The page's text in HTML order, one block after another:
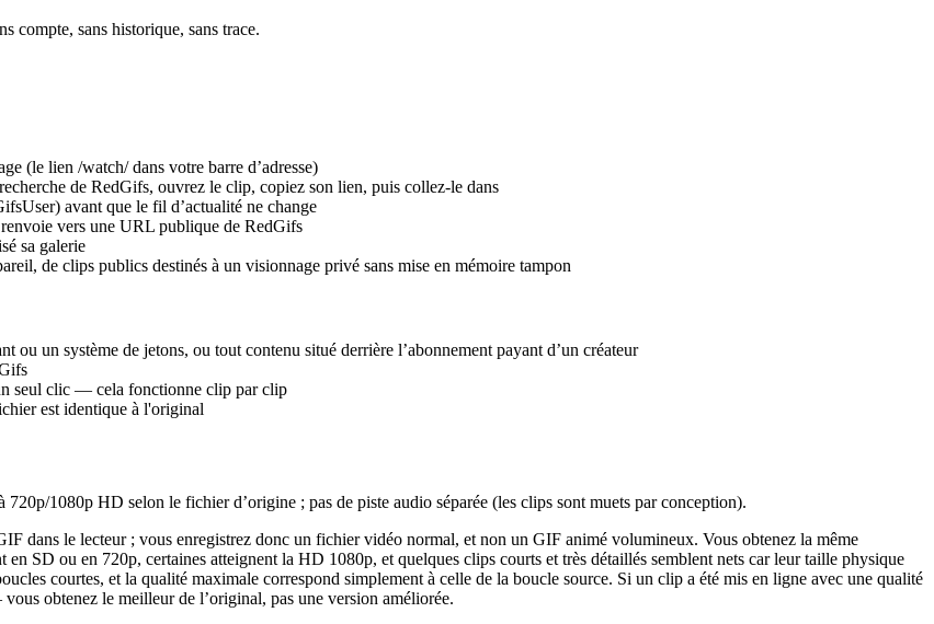
compte, sans historique, sans trace.
(le lien /watch/ dans votre barre d’adresse)
de RedGifs, ouvrez le clip, copiez son lien, puis collez-le dans
avant que le fil d’actualité ne change
vers une URL publique de RedGifs
sa galerie
de clips publics destinés à un visionnage privé sans mise en mémoire tampon
ou un système de jetons, ou tout contenu situé derrière l’abonnement payant d’un créateur
seul clic — cela fonctionne clip par clip
est identique à l'original
1080p HD selon le fichier d’origine ; pas de piste audio séparée (les clips sont muets par conception).
dans le lecteur ; vous enregistrez donc un fichier vidéo normal, et non un GIF animé volumineux. Vous obtenez la même
SD ou en 720p, certaines atteignent la HD 1080p, et quelques clips courts et très détaillés semblent nets car leur taille physique
courtes, et la qualité maximale correspond simplement à celle de la boucle source. Si un clip a été mis en ligne avec une qualité
obtenez le meilleur de l’original, pas une version améliorée.